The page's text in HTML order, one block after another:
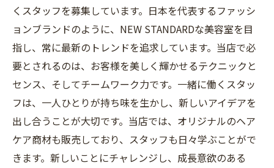
くスタッフを募集しています。日本を代表するファッシ
ョンブランドのように、NEW STANDARDな美容室を目
指し、常に最新のトレンドを追求しています。当店で必
要とされるのは、お客様を美しく輝かせるテクニックと
センス、そしてチームワーク力です。一緒に働くスタッ
フは、一人ひとりが持ち味を生かし、新しいアイデアを
出し合うことが大切です。当店では、オリジナルのヘア
ケア商材も販売しており、スタッフも日々学ぶことがで
きます。新しいことにチャレンジし、成長意欲のある